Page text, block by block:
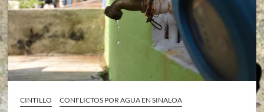
CINTILLO
CONFLICTOS POR AGUA EN SINALOA